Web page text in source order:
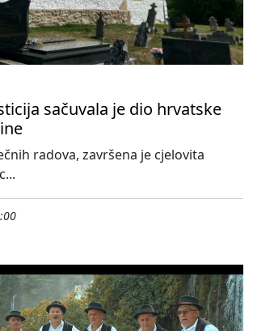
sačuvala je dio hrvatske
radova, završena je cjelovita